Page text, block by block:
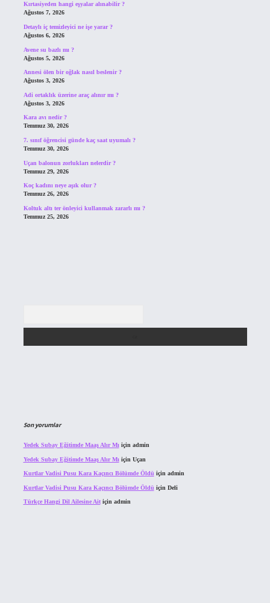
Kırtasiyeden hangi eşyalar alınabilir ?
Ağustos 7, 2026
Detaylı iç temizleyici ne işe yarar ?
Ağustos 6, 2026
Avene su bazlı mı ?
Ağustos 5, 2026
Annesi ölen bir oğlak nasıl beslenir ?
Ağustos 3, 2026
Adi ortaklık üzerine araç alınır mı ?
Ağustos 3, 2026
Kara avı nedir ?
Temmuz 30, 2026
7. sınıf öğrencisi günde kaç saat uyumalı ?
Temmuz 30, 2026
Uçan balonun zorlukları nelerdir ?
Temmuz 29, 2026
Koç kadını neye aşık olur ?
Temmuz 26, 2026
Koltuk altı ter önleyici kullanmak zararlı mı ?
Temmuz 25, 2026
Son yorumlar
Yedek Subay Eğitimde Maaş Alır Mı için admin
Yedek Subay Eğitimde Maaş Alır Mı için Uçan
Kurtlar Vadisi Pusu Kara Kaçıncı Bölümde Öldü için admin
Kurtlar Vadisi Pusu Kara Kaçıncı Bölümde Öldü için Deli
Türkçe Hangi Dil Ailesine Aitiçin admin